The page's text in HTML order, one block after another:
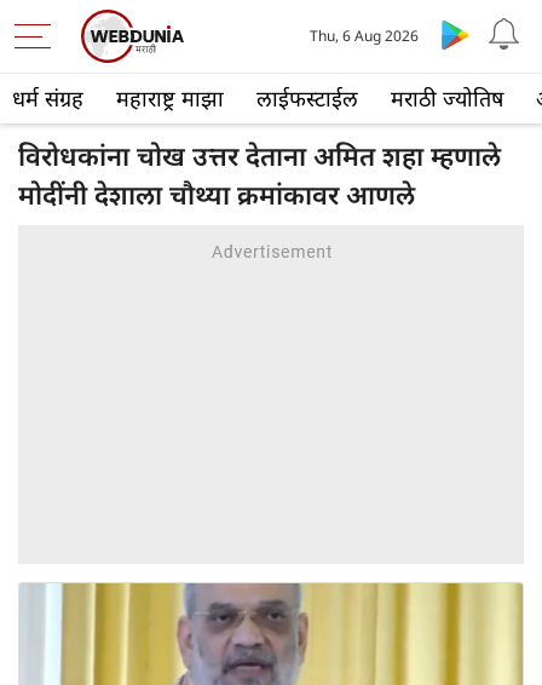
धर्म संग्रह महाराष्ट्र माझा लाईफस्टाईल मराठी ज्योतिष
Thu, 6 Aug 2026
विरोधकांना चोख उत्तर देताना अमित शहा म्हणाले
मोदींनी देशाला चौथ्या क्रमांकावर आणले